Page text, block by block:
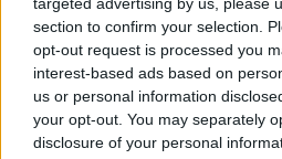
section to confirm your selection.
opt-out request is processed you
interest-based ads based on
us or personal information
your opt-out. You may separately
disclosure of your personal
Η Meta παραδέχεται